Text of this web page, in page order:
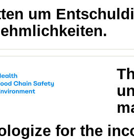
um
for the